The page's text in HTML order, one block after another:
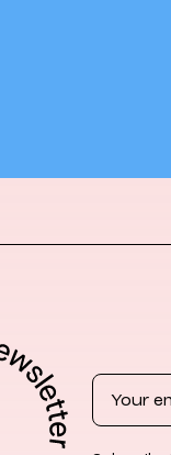
Email